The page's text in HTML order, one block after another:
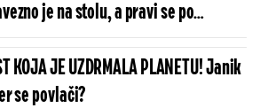
je na stolu, a pravi se po
receptu njegove majke
KOJA JE UZDRMALA PLANETU! Janik
se povlači?